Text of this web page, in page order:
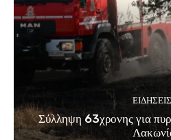
ΕΙΔΗΣΕΙΣ
Σύλληψη 63χρονης για